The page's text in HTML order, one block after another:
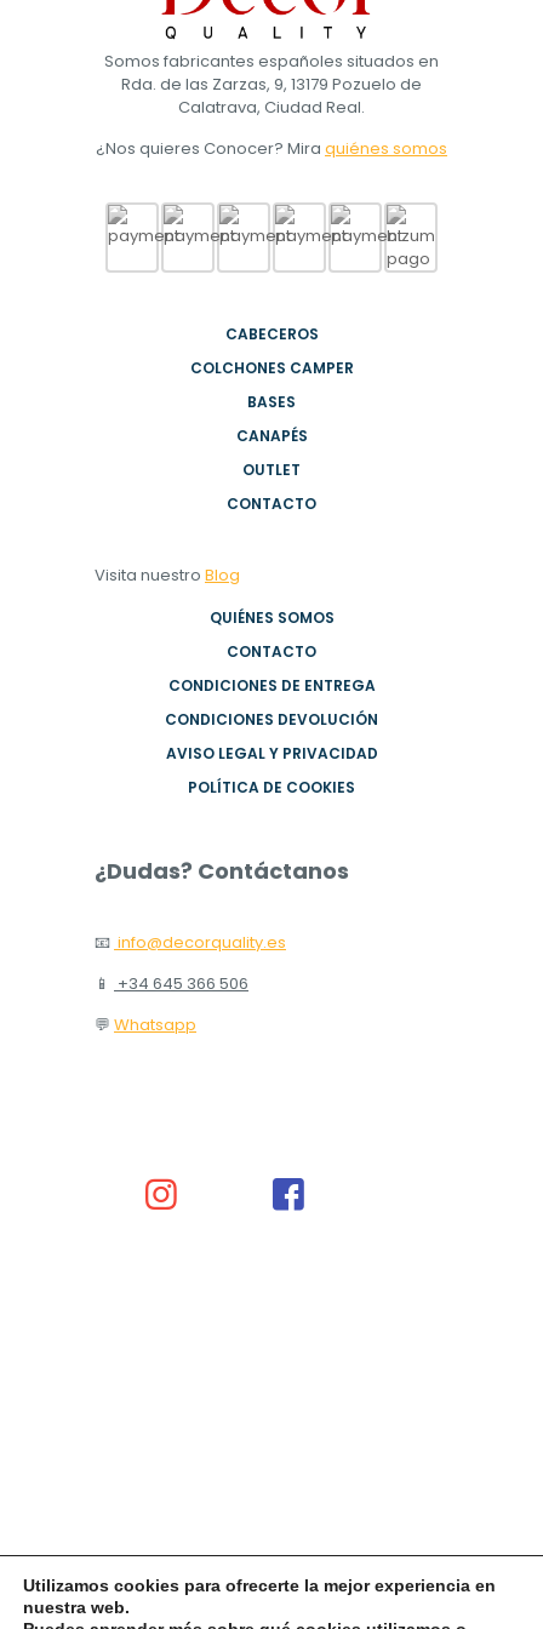
Somos fabricantes españoles situados en
Rda. de las Zarzas, 9, 13179 Pozuelo de
Calatrava, Ciudad Real.
¿Nos quieres Conocer? Mira quiénes somos
CABECEROS
COLCHONES CAMPER
BASES
CANAPÉS
OUTLET
CONTACTO
Visita nuestro Blog
QUIÉNES SOMOS
CONTACTO
CONDICIONES DE ENTREGA
CONDICIONES DEVOLUCIÓN
AVISO LEGAL Y PRIVACIDAD
POLÍTICA DE COOKIES
¿Dudas? Contáctanos
📧 info@decorquality.es
📱
+34 645 366 506
💬 Whatsapp
Utilizamos cookies para ofrecerte la mejor experiencia en
nuestra web.